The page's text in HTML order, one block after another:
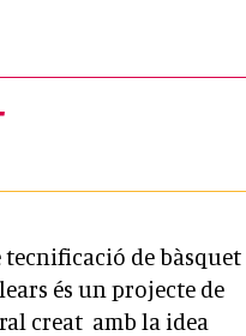
tecnificació de bàsquet
és un projecte de
creat amb la idea